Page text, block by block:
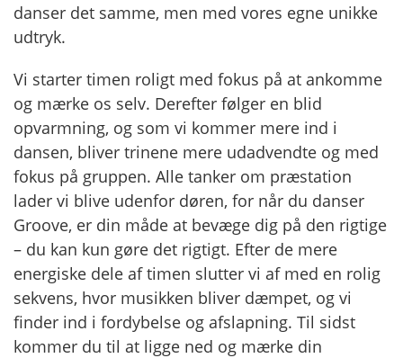
danser det samme, men med vores egne unikke
udtryk.
Vi starter timen roligt med fokus på at ankomme
og mærke os selv. Derefter følger en blid
opvarmning, og som vi kommer mere ind i
dansen, bliver trinene mere udadvendte og med
fokus på gruppen. Alle tanker om præstation
lader vi blive udenfor døren, for når du danser
Groove, er din måde at bevæge dig på den rigtige
– du kan kun gøre det rigtigt. Efter de mere
energiske dele af timen slutter vi af med en rolig
sekvens, hvor musikken bliver dæmpet, og vi
finder ind i fordybelse og afslapning. Til sidst
kommer du til at ligge ned og mærke din